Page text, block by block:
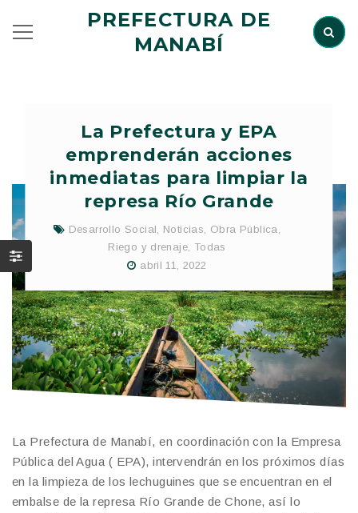
PREFECTURA DE
MANABÍ
La Prefectura y EPA
emprenderán acciones
inmediatas para limpiar la
represa Río Grande
Desarrollo Social, Noticias, Obra Pública,
Riego y drenaje, Todas
abril 11, 2022
La Prefectura de Manabí, en coordinación con la Empresa
Pública del Agua ( EPA), intervendrán en los próximos días
en la limpieza de los lechuguines que se encuentran en el
embalse de la represa Río Grande de Chone, así lo